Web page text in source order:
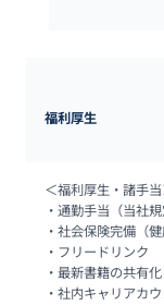
福利厚生
＜福利厚生・諸手
・通勤手当（当社
・社会保険完備（
・フリードリンク
・最新書籍の共有化
・社内キャリアカ